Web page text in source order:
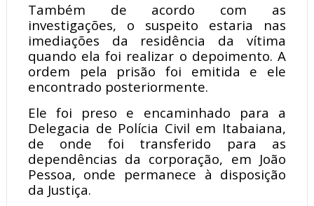
Também de acordo com as
investigações, o suspeito estaria nas
imediações da residência da vítima
quando ela foi realizar o depoimento. A
ordem pela prisão foi emitida e ele
encontrado posteriormente.
Ele foi preso e encaminhado para a
Delegacia de Polícia Civil em Itabaiana,
de onde foi transferido para as
dependências da corporação, em João
Pessoa, onde permanece à disposição
da Justiça.